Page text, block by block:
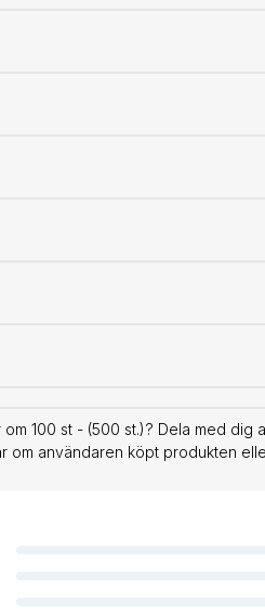
100 st - (500 st.)? Dela med dig
om användaren köpt produkten